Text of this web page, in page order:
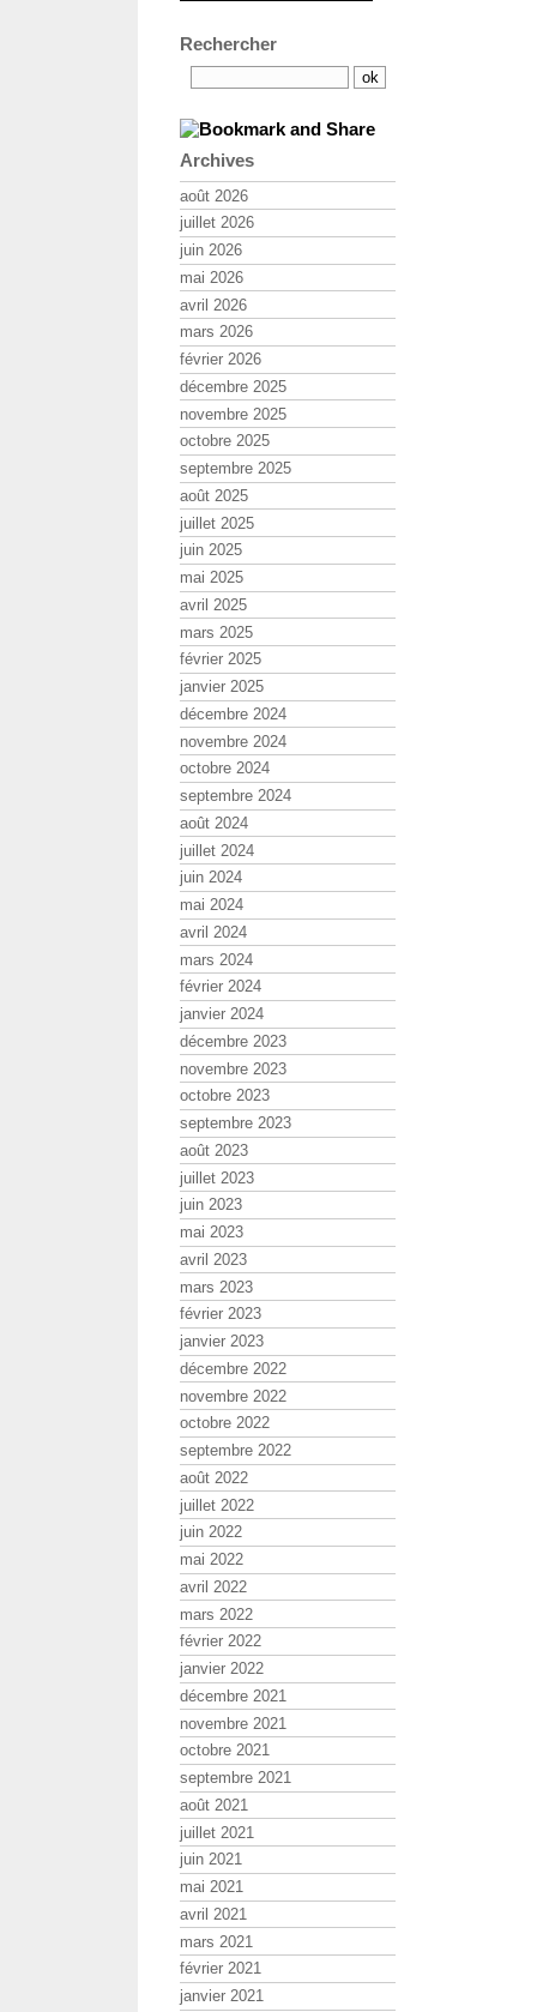
Rechercher
Archives
août 2026
juillet 2026
juin 2026
mai 2026
avril 2026
mars 2026
février 2026
décembre 2025
novembre 2025
octobre 2025
septembre 2025
août 2025
juillet 2025
juin 2025
mai 2025
avril 2025
mars 2025
février 2025
janvier 2025
décembre 2024
novembre 2024
octobre 2024
septembre 2024
août 2024
juillet 2024
juin 2024
mai 2024
avril 2024
mars 2024
février 2024
janvier 2024
décembre 2023
novembre 2023
octobre 2023
septembre 2023
août 2023
juillet 2023
juin 2023
mai 2023
avril 2023
mars 2023
février 2023
janvier 2023
décembre 2022
novembre 2022
octobre 2022
septembre 2022
août 2022
juillet 2022
juin 2022
mai 2022
avril 2022
mars 2022
février 2022
janvier 2022
décembre 2021
novembre 2021
octobre 2021
septembre 2021
août 2021
juillet 2021
juin 2021
mai 2021
avril 2021
mars 2021
février 2021
janvier 2021